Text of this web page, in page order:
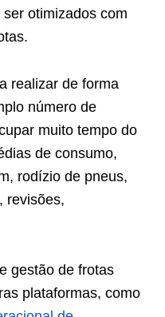
otimizados com
realizar de forma
número de
muito tempo do
de consumo,
rodízio de pneus,
revisões,
gestão de frotas
plataformas, como